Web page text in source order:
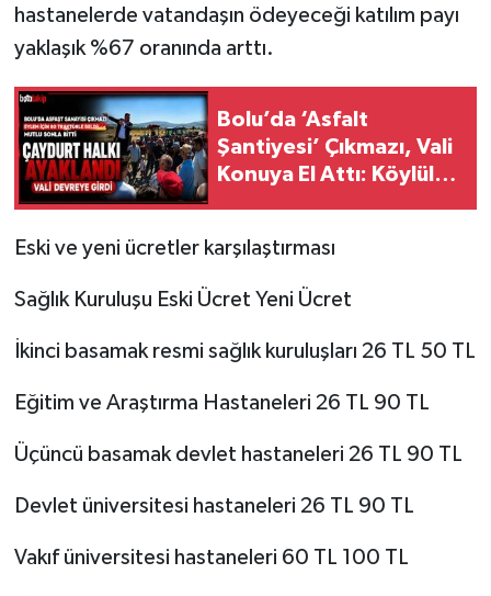
hastanelerde vatandaşın ödeyeceği katılım payı
yaklaşık %67 oranında arttı.
Bolu’da ‘Asfalt
Şantiyesi’ Çıkmazı, Vali
Konuya El Attı: Köylüler
Eski ve yeni ücretler karşılaştırması
Sağlık Kuruluşu Eski Ücret Yeni Ücret
İkinci basamak resmi sağlık kuruluşları 26 TL 50 TL
Eğitim ve Araştırma Hastaneleri 26 TL 90 TL
Üçüncü basamak devlet hastaneleri 26 TL 90 TL
Devlet üniversitesi hastaneleri 26 TL 90 TL
Vakıf üniversitesi hastaneleri 60 TL 100 TL